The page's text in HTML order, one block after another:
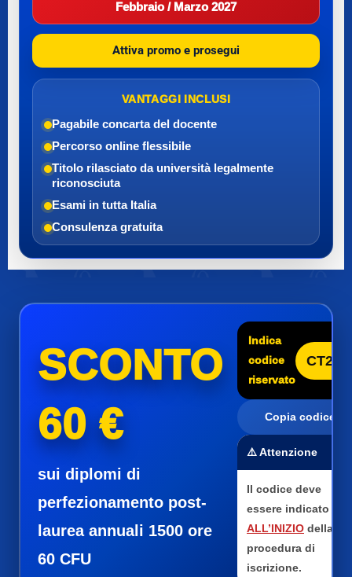
Febbraio / Marzo 2027
Attiva promo e prosegui
VANTAGGI INCLUSI
Pagabile concarta del docente
Percorso online flessibile
Titolo rilasciato da università legalmente
riconosciuta
Esami in tutta Italia
Consulenza gratuita
SCONTO
60 €
sui diplomi di
perfezionamento post-
laurea annuali 1500 ore
60 CFU
Indica
codice
riservato
CT25
Copia codice
⚠️ Attenzione
Il codice deve
essere indicato
ALL’INIZIO della
procedura di
iscrizione.